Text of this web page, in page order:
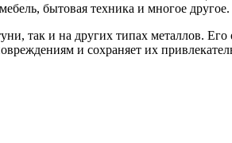
бытовая техника и многое другое.
так и на других типах металлов. Его
и сохраняет их